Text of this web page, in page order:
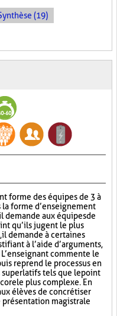
(19)
forme des équipes de 3 à
forme d’enseignement
demande aux équipes de
qu’ils jugent le plus
demande à certaines
à l’aide d’arguments,
commente le
reprend le processus en
tels que le point
le plus complexe. En
élèves de concrétiser
présentation magistrale